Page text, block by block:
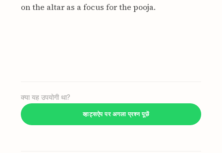
on the altar as a focus for the pooja.
क्या यह उपयोगी था?
व्हाट्सऐप पर अगला प्रश्न पूछें